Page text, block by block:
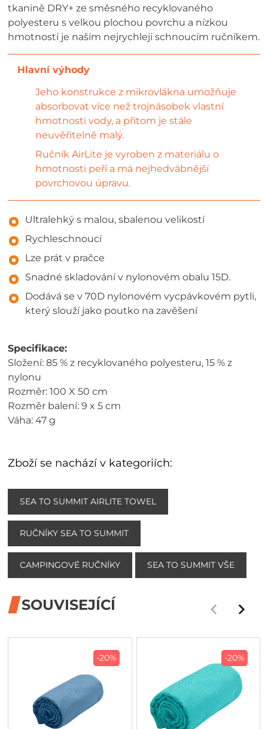
tkanině DRY+ ze směsného recyklovaného
polyesteru s velkou plochou povrchu a nízkou
hmotností je naším nejrychleji schnoucím ručníkem.
Jeho konstrukce z mikrovlákna umožňuje
absorbovat více než trojnásobek vlastní
hmotnosti vody, a přitom je stále
neuvěřitelně malý.
Ručník AirLite je vyroben z materiálu o
hmotnosti peří a má nejhedvábnější
povrchovou úpravu.
Ultralehký s malou, sbalenou velikostí
Rychleschnoucí
Lze prát v pračce
Snadné skladování v nylonovém obalu 15D.
Dodává se v 70D nylonovém vycpávkovém pytli,
který slouží jako poutko na zavěšení
Specifikace:
Složení: 85 % z recyklovaného polyesteru, 15 % z
nylonu
Rozměr: 100 X 50 cm
Rozměr balení: 9 x 5 cm
Váha: 47 g
Zboží se nachází v kategoriích:
SEA TO SUMMIT AIRLITE TOWEL
RUČNÍKY SEA TO SUMMIT
CAMPINGOVÉ RUČNÍKY SEA TO SUMMIT VŠE
SOUVISEJÍCÍ
-20% -20%